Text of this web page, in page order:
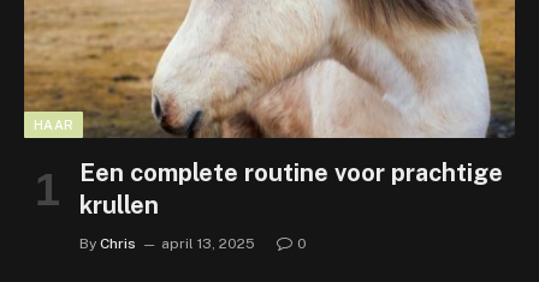
HAAR
Een complete routine voor prachtige
krullen
By Chris april 13, 2025 0